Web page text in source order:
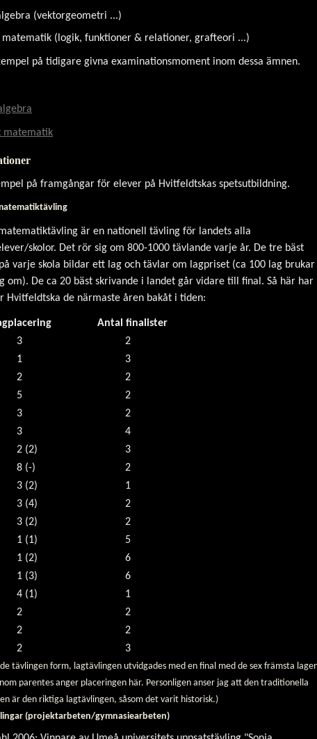
(vektorgeometri ...)
matematik (logik, funktioner & relationer, grafteori ...)
på tidigare givna examinationsmoment inom dessa ämnen.
matematik
på framgångar för elever på Hvitfeldtskas spetsutbildning.
är en nationell tävling för landets alla
skolor. Det rör sig om 800-1000 tävlande varje år. De tre bäst
varje skola bildar ett lag och tävlar om lagpriset (ca 100 lag brukar
om). De ca 20 bäst skrivande i landet går vidare till final. Så här har
Hvitfeldtska de närmaste åren bakåt i tiden:
Antal finalister
2
3
2
2
2
4
(2)
3
(-)
2
(2)
1
(4)
2
(2)
2
(1)
5
(2)
6
(3)
6
(1)
1
2
2
3
tävlingen form, lagtävlingen utvidgades med en final med de sex främsta
parentes anger placeringen här. Personligen anser jag att den traditionella
är den riktiga lagtävlingen, såsom det varit historisk.)
(projektarbeten/gymnasiearbeten)